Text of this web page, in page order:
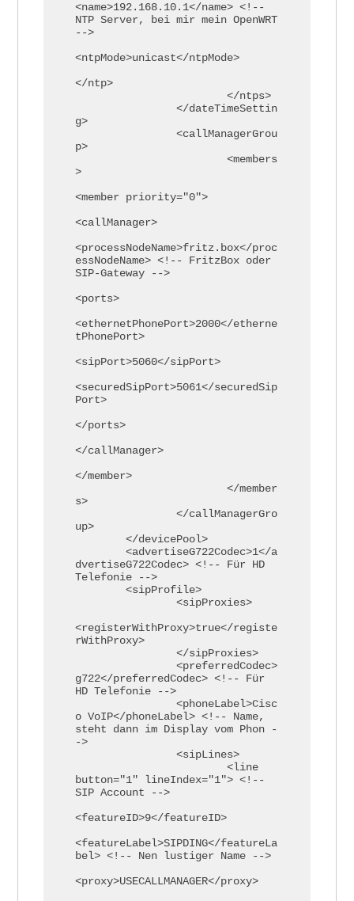
<name>192.168.10.1</name> <!--
NTP Server, bei mir mein OpenWRT
-->
<ntpMode>unicast</ntpMode>
</ntp>
g>
p>
>
<member priority="0">
<callManager>
<processNodeName>fritz.box</proc
essNodeName> <!-- FritzBox oder
SIP-Gateway -->
<ports>
<ethernetPhonePort>2000</etherne
tPhonePort>
<sipPort>5060</sipPort>
<securedSipPort>5061</securedSip
Port>
</ports>
</callManager>
</member>
s>
up>
dvertiseG722Codec> <!-- Für HD
Telefonie -->
<registerWithProxy>true</registe
rWithProxy>
g722</preferredCodec> <!-- Für
HD Telefonie -->
o VoIP</phoneLabel> <!-- Name,
steht dann im Display vom Phon -
->
button="1" lineIndex="1"> <!--
SIP Account -->
<featureID>9</featureID>
<featureLabel>SIPDING</featureLa
bel> <!-- Nen lustiger Name -->
<proxy>USECALLMANAGER</proxy>